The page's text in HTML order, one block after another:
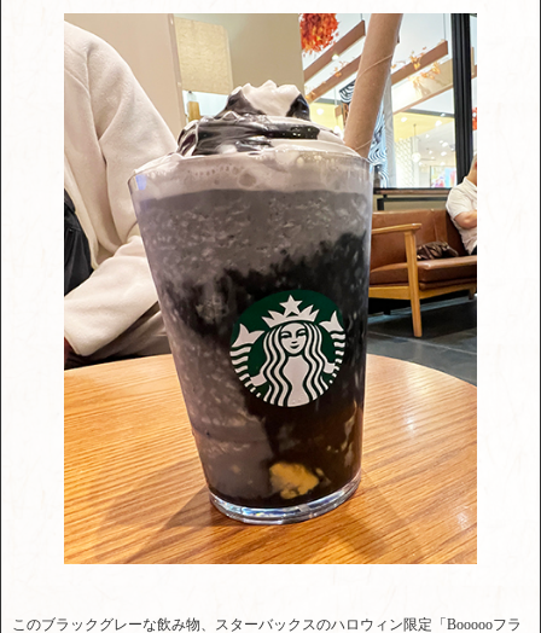
このブラックグレーな飲み物、スターバックスのハロウィン限定「Boooooフラ